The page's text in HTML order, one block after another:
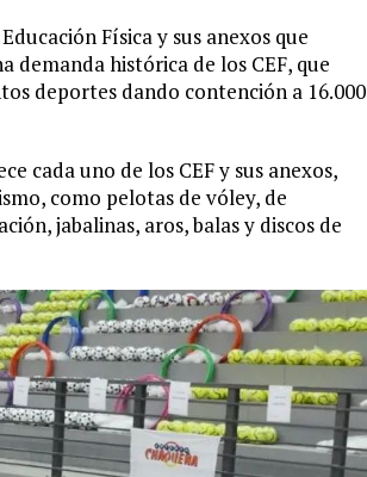
Física y sus anexos que
histórica de los CEF, que
deportes dando contención a 16.000
cada uno de los CEF y sus anexos,
como pelotas de vóley, de
jabalinas, aros, balas y discos de